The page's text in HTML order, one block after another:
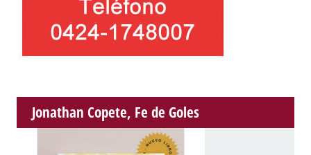
Jonathan Copete, Fe de Goles